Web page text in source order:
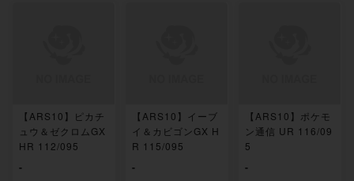
【ARS10】ピカチ
ュウ＆ゼクロムGX
HR 112/095
-
【ARS10】イーブ
イ＆カビゴンGX H
R 115/095
-
【ARS10】ポケモ
ン通信 UR 116/09
5
-